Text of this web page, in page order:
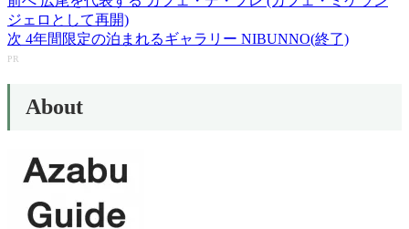
投
稿
ナ
ゲ
シ
ョ
ジェロとして再開)
次 4年間限定の泊まれるギャラリー NIBUNNO(終了)
PR
About